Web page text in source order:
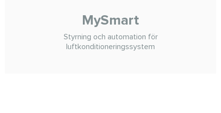
MySmart
Styrning och automation för
luftkonditioneringssystem